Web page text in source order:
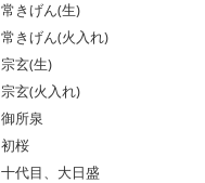
常きげん(生)
常きげん(火入れ)
宗玄(生)
宗玄(火入れ)
御所泉
初桜
十代目、大日盛